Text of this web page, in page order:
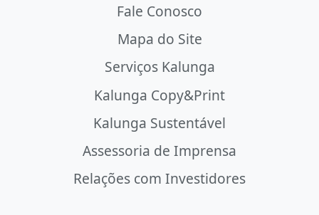
Fale Conosco
Mapa do Site
Serviços Kalunga
Kalunga Copy&Print
Kalunga Sustentável
Assessoria de Imprensa
Relações com Investidores